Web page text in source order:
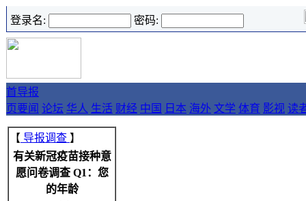
登录名: 密码:
首
页
导报
要闻 论坛 华人 生活 财经 中国 日本 海外 文学 体育 影视 读
【 导报调查 】
有关新冠疫苗接种意
愿问卷调查 Q1：您
的年龄